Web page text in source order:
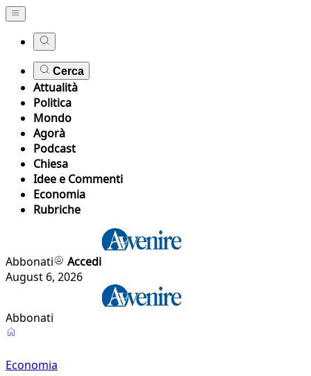
Cerca
Attualità
Politica
Mondo
Agorà
Podcast
Chiesa
Idee e Commenti
Economia
Rubriche
Abbonati
Accedi
August 6, 2026
Abbonati
Economia